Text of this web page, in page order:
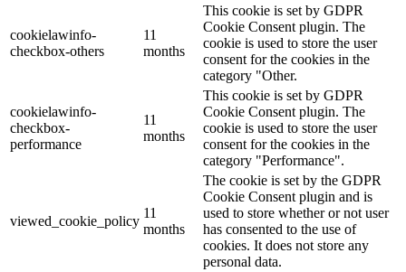
cookielawinfo-
checkbox-others
11
months
This cookie is set by GDPR
Cookie Consent plugin. The
cookie is used to store the user
consent for the cookies in the
category "Other.
cookielawinfo-
checkbox-
performance
11
months
This cookie is set by GDPR
Cookie Consent plugin. The
cookie is used to store the user
consent for the cookies in the
category "Performance".
viewed_cookie_policy
11
months
The cookie is set by the GDPR
Cookie Consent plugin and is
used to store whether or not user
has consented to the use of
cookies. It does not store any
personal data.